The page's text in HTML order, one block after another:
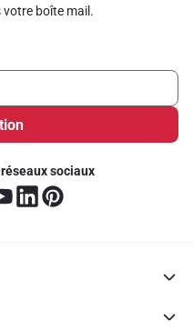
boîte mail.
sociaux